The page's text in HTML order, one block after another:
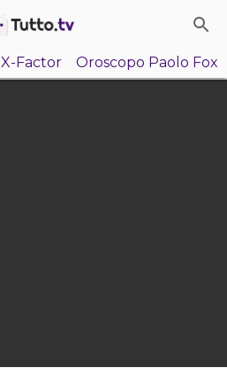
X-Factor Oroscopo Paolo Fox